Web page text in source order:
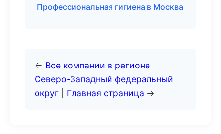
Профессиональная гигиена в Москва
← Все компании в регионе
Северо-Западный федеральный
округ
Главная страница →